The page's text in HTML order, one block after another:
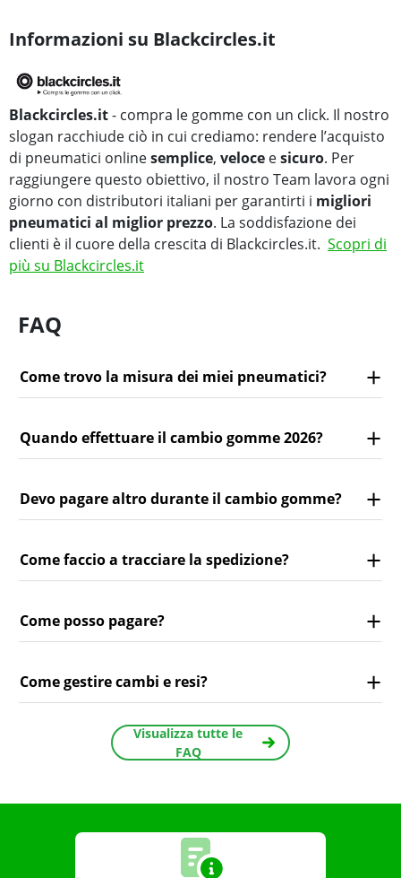
Informazioni su Blackcircles.it
Blackcircles.it- compra le gomme con un click. Il nostro
slogan racchiude ciò in cui crediamo: rendere l’acquisto
di pneumatici onlinesemplice, veloce esicuro. Per
raggiungere questo obiettivo, il nostro Team lavora ogni
giorno con distributori italiani per garantirti i migliori
pneumatici al miglior prezzo. La soddisfazione dei
clienti è il cuore della crescita di Blackcircles.it. Scopri di
più su Blackcircles.it
FAQ
Come trovo la misura dei miei pneumatici?
Quando effettuare il cambio gomme 2026?
Devo pagare altro durante il cambio gomme?
Come faccio a tracciare la spedizione?
Come posso pagare?
Come gestire cambi e resi?
Visualizza tutte le
FAQ